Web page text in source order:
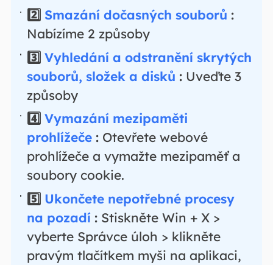
2️⃣Smazání dočasných souborů :
Nabízíme 2 způsoby
3️⃣Vyhledání a odstranění skrytých
souborů, složek a disků : Uveďte 3
způsoby
4️⃣Vymazání mezipaměti
prohlížeče : Otevřete webové
prohlížeče a vymažte mezipaměť a
soubory cookie.
5️⃣ Ukončete nepotřebné procesy
na pozadí : Stiskněte Win + X >
vyberte Správce úloh > klikněte
pravým tlačítkem myši na aplikaci,